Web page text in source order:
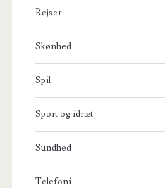
Rejser
Skønhed
Spil
Sport og idræt
Sundhed
Telefoni